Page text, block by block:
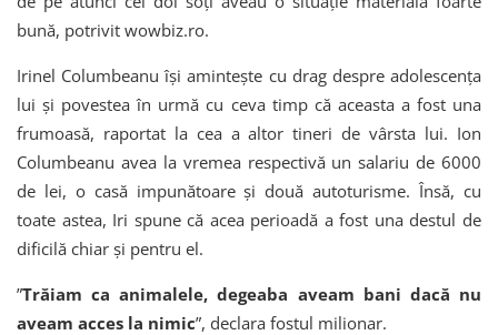
bună, potrivit wowbiz.ro.
Irinel Columbeanu își amintește cu drag despre adolescența
lui și povestea în urmă cu ceva timp că aceasta a fost una
frumoasă, raportat la cea a altor tineri de vârsta lui. Ion
Columbeanu avea la vremea respectivă un salariu de 6000
de lei, o casă impunătoare și două autoturisme. Însă, cu
toate astea, Iri spune că acea perioadă a fost una destul de
dificilă chiar și pentru el.
”Trăiam ca animalele, degeaba aveam bani dacă nu
aveam acces la nimic”, declara fostul milionar.